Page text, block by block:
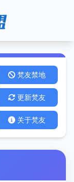
梵友禁地
更新梵友
关于梵友